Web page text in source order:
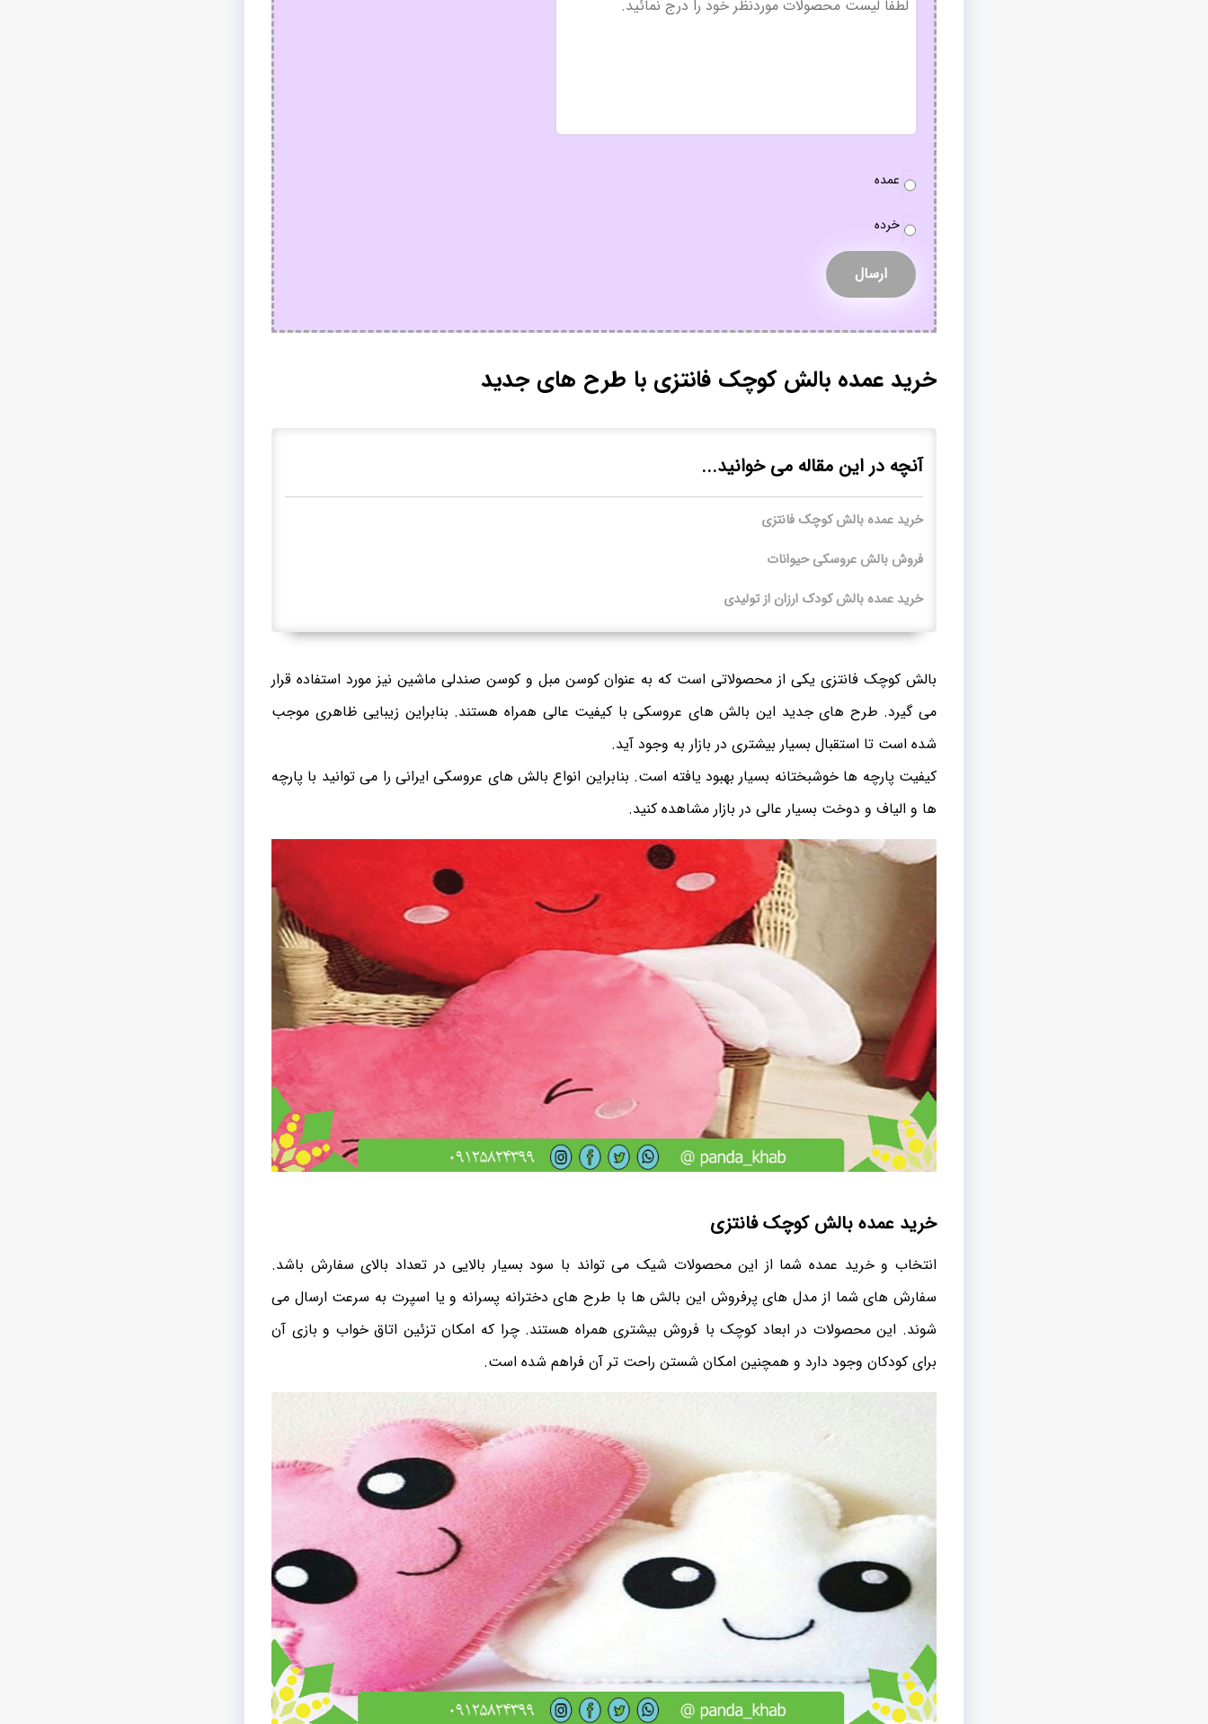
عنوان
عمده
خرده
خرید عمده بالش کوچک فانتزی با طرح های جدید
آنچه در این مقاله می خوانید...
خرید عمده بالش کوچک فانتزی
فروش بالش عروسکی حیوانات
خرید عمده بالش کودک ارزان از تولیدی
بالش کوچک فانتزی یکی از محصولاتی است که به عنوان کوسن مبل و کوسن صندلی ماشین نیز مورد استفاده قرار
می گیرد. طرح های جدید این بالش های عروسکی با کیفیت عالی همراه هستند. بنابراین زیبایی ظاهری موجب
شده است تا استقبال بسیار بیشتری در بازار به وجود آید.
کیفیت پارچه ها خوشبختانه بسیار بهبود یافته است. بنابراین انواع بالش های عروسکی ایرانی را می توانید با پارچه
ها و الیاف و دوخت بسیار عالی در بازار مشاهده کنید.
خرید عمده بالش کوچک فانتزی
انتخاب و خرید عمده شما از این محصولات شیک می تواند با سود بسیار بالایی در تعداد بالای سفارش باشد.
سفارش های شما از مدل های پرفروش این بالش ها با طرح های دخترانه پسرانه و یا اسپرت به سرعت ارسال می
‌شوند. این محصولات در ابعاد کوچک با فروش بیشتری همراه هستند. چرا که امکان تزئین اتاق ‌خواب و بازی آن
برای کودکان وجود دارد و همچنین امکان شستن راحت تر آن فراهم شده است.